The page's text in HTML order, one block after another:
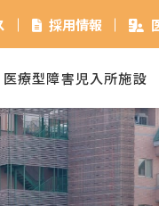
採用情報
医療型障害児入所施設